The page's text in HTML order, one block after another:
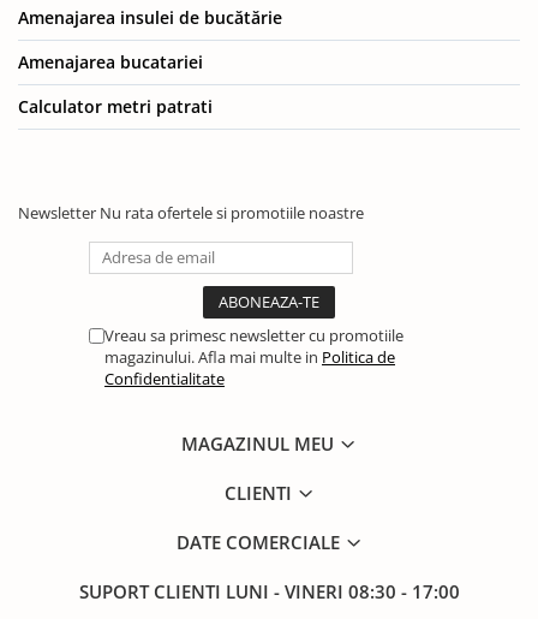
Amenajarea insulei de bucătărie
Amenajarea bucatariei
Calculator metri patrati
Newsletter Nu rata ofertele si promotiile noastre
Vreau sa primesc newsletter cu promotiile
magazinului. Afla mai multe in Politica de
Confidentialitate
MAGAZINUL MEU
CLIENTI
DATE COMERCIALE
SUPORT CLIENTI LUNI - VINERI 08:30 - 17:00